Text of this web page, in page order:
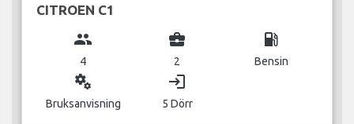
CITROEN C1
group
4
business_center
2
local_gas_station
Bensin
miscellaneous_services
Bruksanvisning
login
5 Dörr